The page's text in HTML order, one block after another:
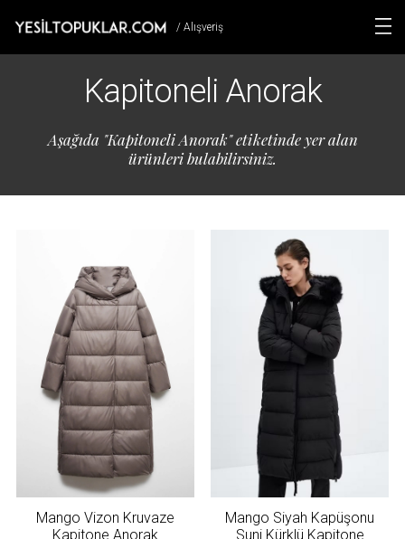
/ Alışveriş
Kapitoneli Anorak
Aşağıda "Kapitoneli Anorak" etiketinde yer alan
ürünleri bulabilirsiniz.
Mango Vizon Kruvaze
Kapitone Anorak
Mango Siyah Kapüşonu
Suni Kürklü Kapitone